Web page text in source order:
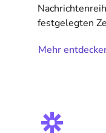
festgelegten
Mehr